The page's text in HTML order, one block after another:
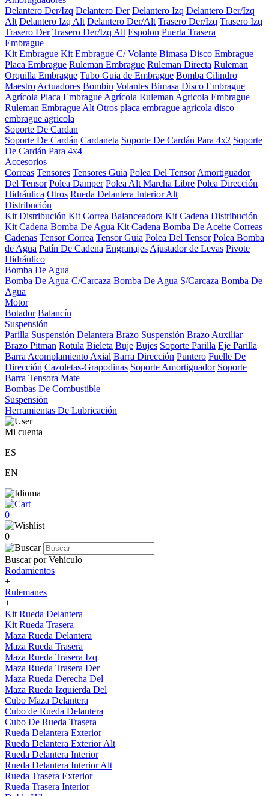
Delantero Der/Izq Delantero Der Delantero Izq Delantero Der/Izq
Alt Delantero Izq Alt Delantero Der/Alt Trasero Der/Izq Trasero Izq
Trasero Der Trasero Der/Izq Alt Espolon Puerta Trasera
Embrague
Kit Embrague Kit Embrague C/ Volante Bimasa Disco Embrague
Placa Embrague Ruleman Embrague Ruleman Directa Ruleman
Orquilla Embrague Tubo Guia de Embrague Bomba Cilindro
Maestro Actuadores Bombin Volantes Bimasa Disco Embrague
Agrícola Placa Embrague Agrícola Ruleman Agricola Embrague
Ruleman Embrague Alt Otros placa embrague agricola disco
embrague agricola
Soporte De Cardan
Soporte De Cardán Cardaneta Soporte De Cardán Para 4x2 Soporte
De Cardán Para 4x4
Accesorios
Correas Tensores Tensores Guia Polea Del Tensor Amortiguador
Del Tensor Polea Damper Polea Alt Marcha Libre Polea Dirección
Hidráulica Otros Rueda Delantera Interior Alt
Distribución
Kit Distribución Kit Correa Balanceadora Kit Cadena Distribución
Kit Cadena Bomba De Agua Kit Cadena Bomba De Aceite Correas
Cadenas Tensor Correa Tensor Guia Polea Del Tensor Polea Bomba
de Agua Patín De Cadena Engranajes Ajustador de Levas Pivote
Hidráulico
Bomba De Agua
Bomba De Agua C/Carcaza Bomba De Agua S/Carcaza Bomba De
Agua
Motor
Botador Balancín
Suspensión
Parilla Suspensión Delantera Brazo Suspensión Brazo Auxiliar
Brazo Pitman Rotula Bieleta Buje Bujes Soporte Parilla Eje Parilla
Barra Acomplamiento Axial Barra Dirección Puntero Fuelle De
Dirección Cazoletas-Grapodinas Soporte Amortiguador Soporte
Barra Tensora Mate
Bombas De Combustible
Suspensión
Herramientas De Lubricación
Mi cuenta
ES
EN
0
0
Buscar por Vehículo
Rodamientos
+
Rulemanes
+
Kit Rueda Delantera
Kit Rueda Trasera
Maza Rueda Delantera
Maza Rueda Trasera
Maza Rueda Trasera Izq
Maza Rueda Trasera Der
Maza Rueda Derecha Del
Maza Rueda Izquierda Del
Cubo Maza Delantera
Cubo de Rueda Delantera
Cubo De Rueda Trasera
Rueda Delantera Exterior
Rueda Delantera Exterior Alt
Rueda Delantera Interior
Rueda Delantera Interior Alt
Rueda Trasera Exterior
Rueda Trasera Interior